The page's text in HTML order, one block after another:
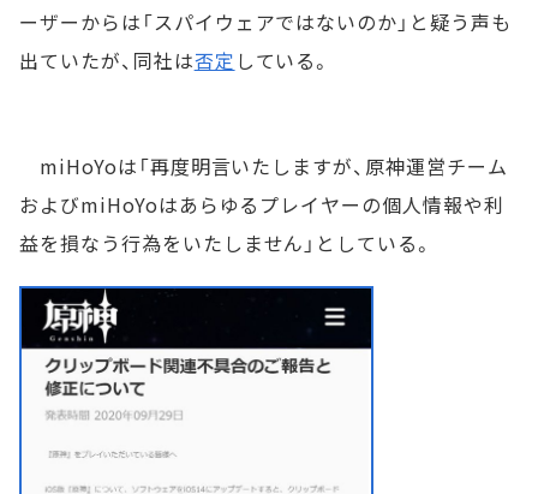
ーザーからは「スパイウェアではないのか」と疑う声も
出ていたが、同社は否定 している。
miHoYoは「再度明言いたしますが、原神運営チーム
およびmiHoYoはあらゆるプレイヤーの個人情報や利
益を損なう行為をいたしません」としている。